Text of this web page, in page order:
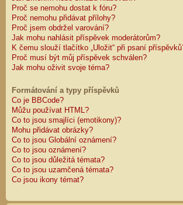
Proč se nemohu dostat k fóru?
Proč nemohu přidávat přílohy?
Proč jsem obdržel varování?
Jak mohu nahlásit příspěvek moderátorům?
K čemu slouží tlačítko „Uložit“ při psaní
Proč musí být můj příspěvek schválen?
Jak mohu oživit svoje téma?
Formátování a typy příspěvků
Co je BBCode?
Můžu používat HTML?
Co to jsou smajlíci (emotikony)?
Mohu přidávat obrázky?
Co to jsou Globální oznámení?
Co to jsou oznámení?
Co to jsou důležitá témata?
Co to jsou uzamčená témata?
Co jsou ikony témat?